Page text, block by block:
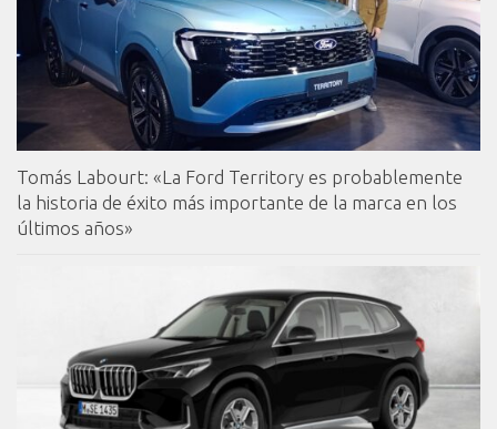
Tomás Labourt: «La Ford Territory es probablemente
la historia de éxito más importante de la marca en los
últimos años»